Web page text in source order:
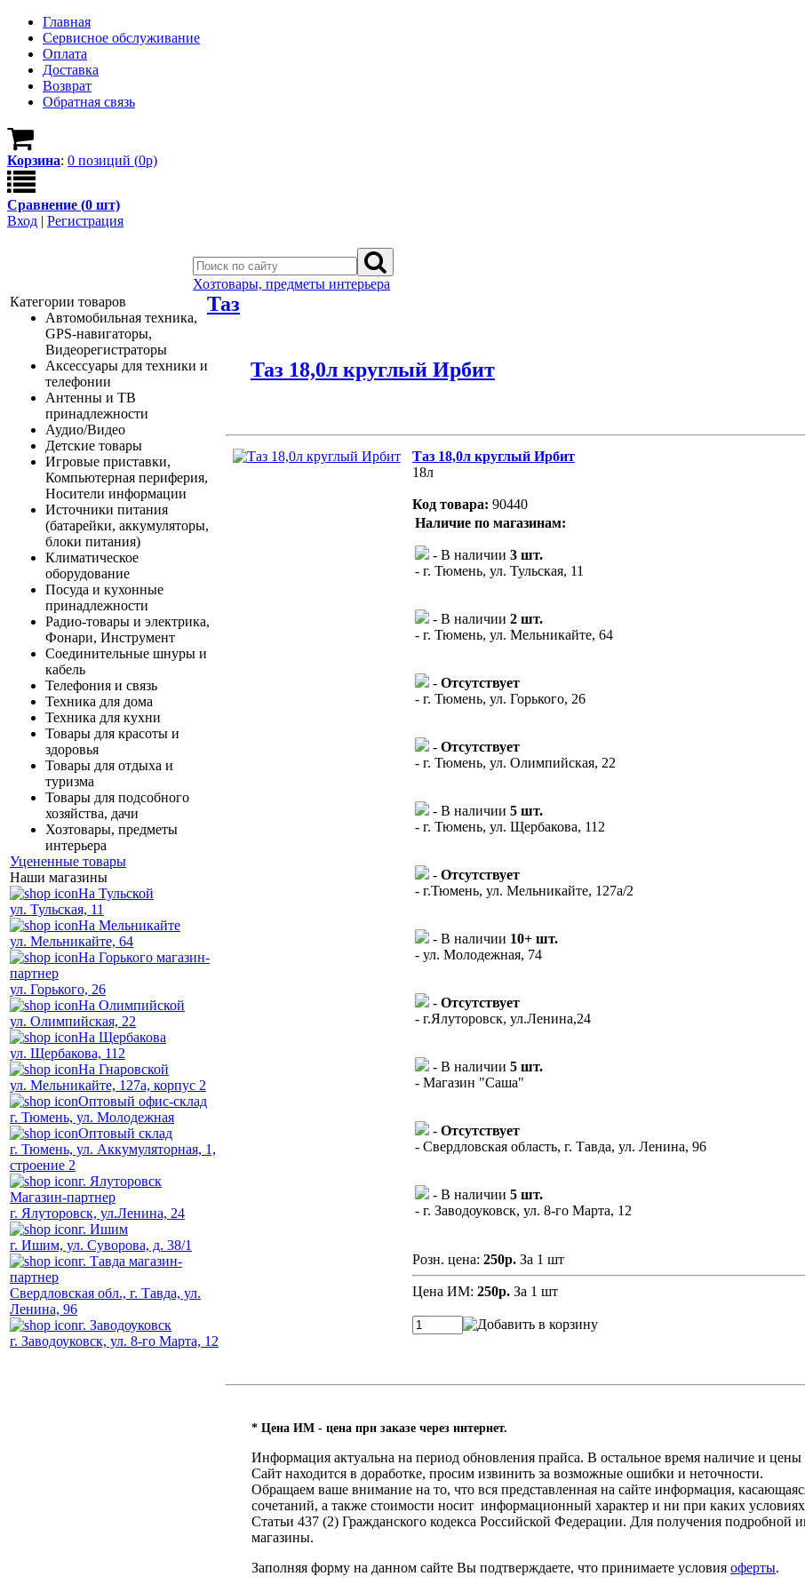
Главная
Сервисное обслуживание
Оплата
Доставка
Возврат
Обратная связь
Корзина: 0 позиций (0р)
Сравнение (0 шт)
Вход | Регистрация
Категории товаров
Автомобильная техника,
GPS-навигаторы,
Видеорегистраторы
Аксессуары для техники и
телефонии
Антенны и ТВ
принадлежности
Аудио/Видео
Детские товары
Игровые приставки,
Компьютерная периферия,
Носители информации
Источники питания
(батарейки, аккумуляторы,
блоки питания)
Климатическое
оборудование
Посуда и кухонные
принадлежности
Радио-товары и электрика,
Фонари, Инструмент
Соединительные шнуры и
кабель
Телефония и связь
Техника для дома
Техника для кухни
Товары для красоты и
здоровья
Товары для отдыха и
туризма
Товары для подсобного
хозяйства, дачи
Хозтовары, предметы
интерьера
Уцененные товары
Наши магазины
На Тульской
ул. Тульская, 11
На Мельникайте
ул. Мельникайте, 64
На Горького магазин-
партнер
ул. Горького, 26
На Олимпийской
ул. Олимпийская, 22
На Щербакова
ул. Щербакова, 112
На Гнаровской
ул. Мельникайте, 127а, корпус 2
Оптовый офис-склад
г. Тюмень, ул. Молодежная
Оптовый склад
г. Тюмень, ул. Аккумуляторная, 1,
строение 2
г. Ялуторовск
Магазин-партнер
г. Ялуторовск, ул.Ленина, 24
г. Ишим
г. Ишим, ул. Суворова, д. 38/1
г. Тавда магазин-
партнер
Свердловская обл., г. Тавда, ул.
Ленина, 96
г. Заводоуковск
г. Заводоуковск, ул. 8-го Марта, 12
Хозтовары, предметы интерьера
Таз
Таз 18,0л круглый Ирбит
Таз 18,0л круглый Ирбит
18л
Код товара: 90440
Наличие по магазинам:
- В наличии 3 шт.
- г. Тюмень, ул. Тульская, 11
- В наличии 2 шт.
- г. Тюмень, ул. Мельникайте, 64
- Отсутствует
- г. Тюмень, ул. Горького, 26
- Отсутствует
- г. Тюмень, ул. Олимпийская, 22
- В наличии 5 шт.
- г. Тюмень, ул. Щербакова, 112
- Отсутствует
- г.Тюмень, ул. Мельникайте, 127а/2
- В наличии 10+ шт.
- ул. Молодежная, 74
- Отсутствует
- г.Ялуторовск, ул.Ленина,24
- В наличии 5 шт.
- Магазин "Саша"
- Отсутствует
- Свердловская область, г. Тавда, ул. Ленина, 96
- В наличии 5 шт.
- г. Заводоуковск, ул. 8-го Марта, 12
Розн. цена: 250р. За 1 шт
Цена ИМ: 250р. За 1 шт
* Цена ИМ - цена при заказе через интернет.
Информация актуальна на период обновления прайса. В остальное время наличие и цены
Сайт находится в доработке, просим извинить за возможные ошибки и неточности.
Обращаем ваше внимание на то, что вся представленная на сайте информация,
сочетаний, а также стоимости носит информационный характер и ни при каких
Статьи 437 (2) Гражданского кодекса Российской Федерации. Для получения подробной
магазины.
Заполняя форму на данном сайте Вы подтверждаете, что принимаете условия оферты.